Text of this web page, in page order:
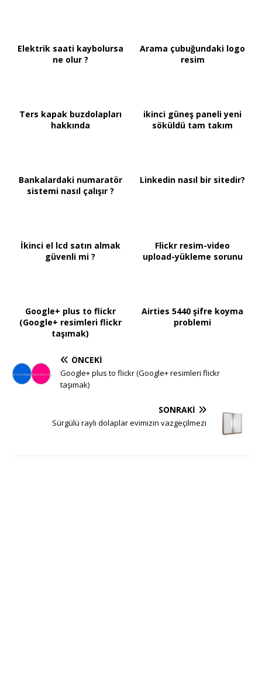
Elektrik saati kaybolursa
ne olur ?
Arama çubuğundaki logo
resim
Ters kapak buzdolapları
hakkında
ikinci güneş paneli yeni
söküldü tam takım
Bankalardaki numaratör
sistemi nasıl çalışır ?
Linkedin nasıl bir sitedir?
İkinci el lcd satın almak
güvenli mi ?
Flickr resim-video
upload-yükleme sorunu
Google+ plus to flickr
(Google+ resimleri flickr
taşımak)
Airties 5440 şifre koyma
problemi
ÖNCEKI
Google+ plus to flickr (Google+ resimleri flickr
taşımak)
SONRAKI
Sürgülü raylı dolaplar evimizin vazgeçilmezi